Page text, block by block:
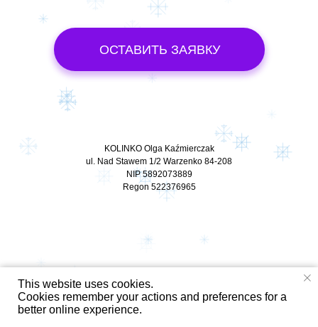
ОСТАВИТЬ ЗАЯВКУ
KOLINKO Olga Kaźmierczak
ul. Nad Stawem 1/2 Warzenko 84-208
NIP 5892073889
Regon 522376965
This website uses cookies.
Cookies remember your actions and preferences for a
better online experience.